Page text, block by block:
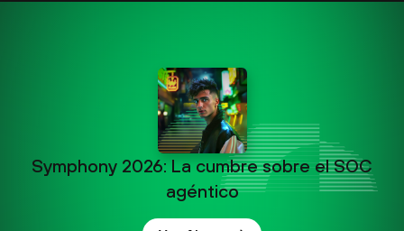
Symphony 2026: La cumbre sobre el SOC
agéntico